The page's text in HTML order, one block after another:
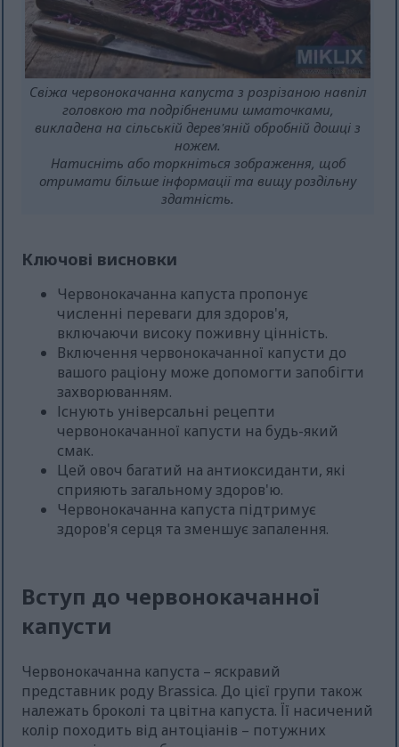
Свіжа червонокачанна капуста з розрізаною навпіл
головкою та подрібненими шматочками,
викладена на сільській дерев'яній обробній дошці з
ножем.
Натисніть або торкніться зображення, щоб
отримати більше інформації та вищу роздільну
здатність.
Ключові висновки
Червонокачанна капуста пропонує
численні переваги для здоров'я,
включаючи високу поживну цінність.
Включення червонокачанної капусти до
вашого раціону може допомогти запобігти
захворюванням.
Існують універсальні рецепти
червонокачанної капусти на будь-який
смак.
Цей овоч багатий на антиоксиданти, які
сприяють загальному здоров'ю.
Червонокачанна капуста підтримує
здоров'я серця та зменшує запалення.
Вступ до червонокачанної
капусти
Червонокачанна капуста – яскравий
представник роду Brassica. До цієї групи також
належать броколі та цвітна капуста. Її насичений
колір походить від антоціанів – потужних